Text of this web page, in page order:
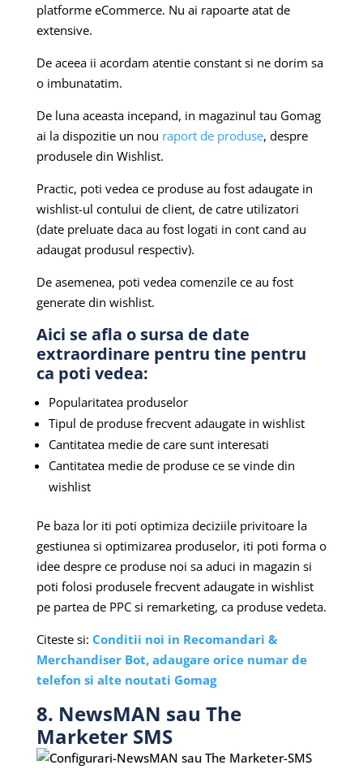
platforme eCommerce. Nu ai rapoarte atat de
extensive.
De aceea ii acordam atentie constant si ne dorim sa
o imbunatatim.
De luna aceasta incepand, in magazinul tau Gomag
ai la dispozitie un nou raport de produse, despre
produsele din Wishlist.
Practic, poti vedea ce produse au fost adaugate in
wishlist-ul contului de client, de catre utilizatori
(date preluate daca au fost logati in cont cand au
adaugat produsul respectiv).
De asemenea, poti vedea comenzile ce au fost
generate din wishlist.
Aici se afla o sursa de date
extraordinare pentru tine pentru
ca poti vedea:
Popularitatea produselor
Tipul de produse frecvent adaugate in wishlist
Cantitatea medie de care sunt interesati
Cantitatea medie de produse ce se vinde din
wishlist
Pe baza lor iti poti optimiza deciziile privitoare la
gestiunea si optimizarea produselor, iti poti forma o
idee despre ce produse noi sa aduci in magazin si
poti folosi produsele frecvent adaugate in wishlist
pe partea de PPC si remarketing, ca produse vedeta.
Citeste si: Conditii noi in Recomandari &
Merchandiser Bot, adaugare orice numar de
telefon si alte noutati Gomag
8. NewsMAN sau The
Marketer SMS